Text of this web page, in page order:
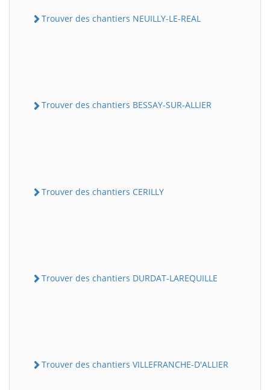
Trouver des chantiers NEUILLY-LE-REAL
Trouver des chantiers BESSAY-SUR-ALLIER
Trouver des chantiers CERILLY
Trouver des chantiers DURDAT-LAREQUILLE
Trouver des chantiers VILLEFRANCHE-D'ALLIER